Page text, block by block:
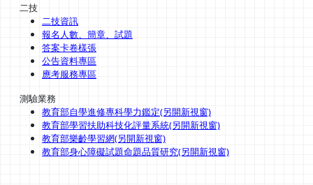
二技
二技資訊
報名人數、簡章、試題
答案卡卷樣張
公告資料專區
應考服務專區
測驗業務
教育部自學進修專科學力鑑定(另開新視窗)
教育部學習扶助科技化評量系統(另開新視窗)
教育部樂齡學習網(另開新視窗)
教育部身心障礙試題命題品質研究(另開新視窗)